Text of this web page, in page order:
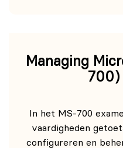
Managing
700)
In het MS-700
vaardigheden
configureren en